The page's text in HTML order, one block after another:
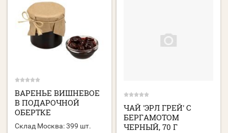
ВАРЕНЬЕ ВИШНЕВОЕ
В ПОДАРОЧНОЙ
ОБЕРТКЕ
Склад Москва:399 шт.
ЧАЙ 'ЭРЛ ГРЕЙ' С
БЕРГАМОТОМ
ЧЕРНЫЙ, 70 Г